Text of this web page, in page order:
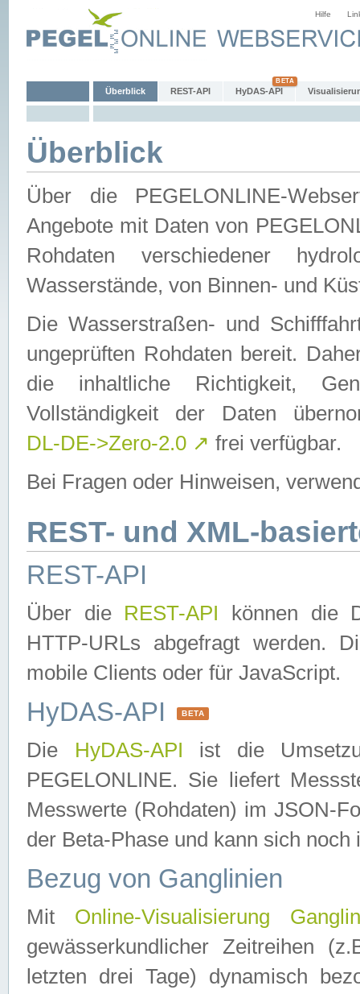
Hilfe
Überblick REST-API HyDAS-API
Überblick
Über die PEGELONLINE-
Angebote mit Daten von
Rohdaten verschiedener
Wasserstände, von Binnen- und
Die Wasserstraßen- und
ungeprüften Rohdaten bereit.
die inhaltliche Richtigkeit,
Vollständigkeit der Daten
DL-DE->Zero-2.0 ↗ frei verfügbar.
Bei Fragen oder Hinweisen,
REST- und XML-
REST-API
Über die REST-API können die
HTTP-URLs abgefragt werden.
mobile Clients oder für JavaScript.
HyDAS-API BETA
Die HyDAS-API ist die
PEGELONLINE. Sie liefert
Messwerte (Rohdaten) im JSON-
der Beta-Phase und kann sich noch
Bezug von Ganglinien
Mit Online-Visualisierung
gewässerkundlicher Zeitreihen
letzten drei Tage) dynamisch